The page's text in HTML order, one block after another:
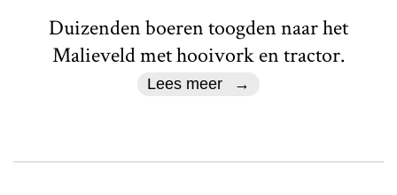
Duizenden boeren toogden naar het
Malieveld met hooivork en tractor.
Lees meer